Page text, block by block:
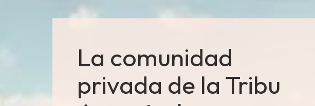
La comunidad
privada de la Tribu